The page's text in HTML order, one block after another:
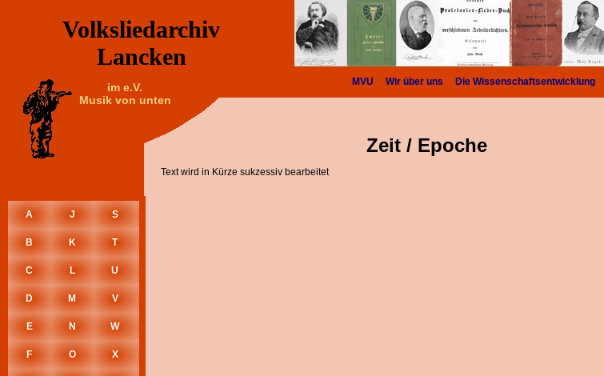
MVU Wir über uns Die Wissenschaftsentwicklung
Volksliedarchiv
Lancken
im e.V.
Musik von unten
A J S
B K T
C L U
D M V
E N W
F O X
Zeit / Epoche
Text wird in Kürze sukzessiv bearbeitet